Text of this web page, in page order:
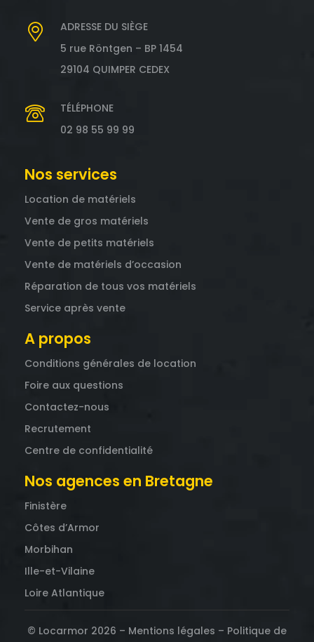
ADRESSE DU SIÈGE
5 rue Röntgen – BP 1454
29104 QUIMPER CEDEX
TÉLÉPHONE
02 98 55 99 99
Nos services
Location de matériels
Vente de gros matériels
Vente de petits matériels
Vente de matériels d’occasion
Réparation de tous vos matériels
Service après vente
A propos
Conditions générales de location
Foire aux questions
Contactez-nous
Recrutement
Centre de confidentialité
Nos agences en Bretagne
Finistère
Côtes d’Armor
Morbihan
Ille-et-Vilaine
Loire Atlantique
© Locarmor 2026 – Mentions légales – Politique de